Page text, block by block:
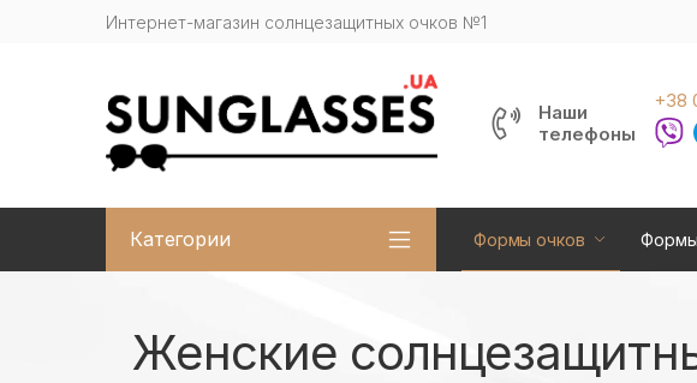
Интернет-магазин солнцезащитных очков №1
Наши
телефоны
+38
Категории Формы очков
Женские